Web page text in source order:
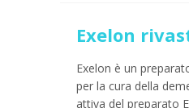
Exelon
Exelon è un
per la cura della
attiva del preparato